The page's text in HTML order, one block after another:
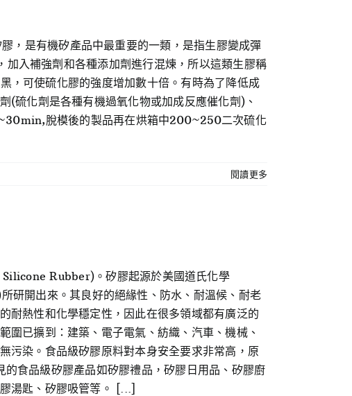
是有機矽產品中最重要的一類，是指生膠變成彈
入補強劑和各種添加劑進行混煉，所以這類生膠稱
，可使硫化膠的強度增加數十倍。有時為了降低成
(硫化劑是各種有機過氧化物或加成反應催化劑)、
脫模後的製品再在烘箱中200~250二次硫化
閱讀更多
Rubber)。矽膠起源於美國道氏化學
開出來。其良好的絕緣性、防水、耐溫候、耐老
耐熱性和化學穩定性，因此在很多領域都有廣泛的
圍已擴到：建築、電子電氣、紡織、汽車、機械、
污染。食品級矽膠原料對本身安全要求非常高，原
食品級矽膠產品如矽膠禮品，矽膠日用品、矽膠廚
湯匙、矽膠吸管等。 [...]